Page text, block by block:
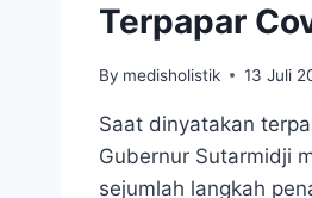
Terpapar
By medisholistik 13 Juli
Saat dinyatakan
Gubernur Sutarmidji
sejumlah langkah